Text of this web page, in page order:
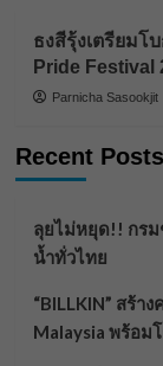
ธงสีรุ้งเตรียมโ
Pride Festival
Parnicha Sasookjit
Recent Posts
ลุยไม่หยุด!! กรม
น้ำทั่วไทย
“BILLKIN” สร้า
Malaysia พร้อม